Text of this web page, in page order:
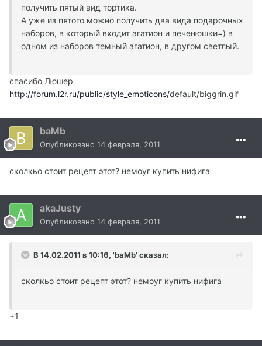
получить пятый вид тортика.
А уже из пятого можно получить два вида подарочных
наборов, в который входит агатион и печенюшки=) в
одном из наборов темный агатион, в другом светлый.
спасибо Люшер
http://forum.l2r.ru/public/style_emoticons/default/biggrin.gif
baMb
Опубликовано 14 февраля, 2011
сколкьо стоит рецепт этот? немоуг купить нифига
akaJusty
Опубликовано 14 февраля, 2011
В 14.02.2011 в 10:16, 'baMb' сказал:
сколкьо стоит рецепт этот? немоуг купить нифига
+1